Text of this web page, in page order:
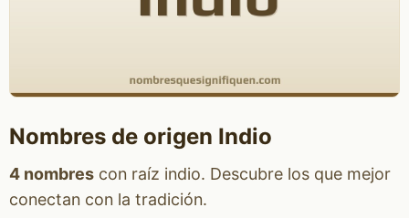
Nombres de origen Indio
4 nombrescon raíz indio. Descubre los que mejor
conectan con la tradición.